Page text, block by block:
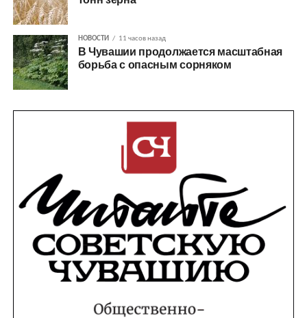
НОВОСТИ 11 часов назад
В Чувашии продолжается масштабная
борьба с опасным сорняком